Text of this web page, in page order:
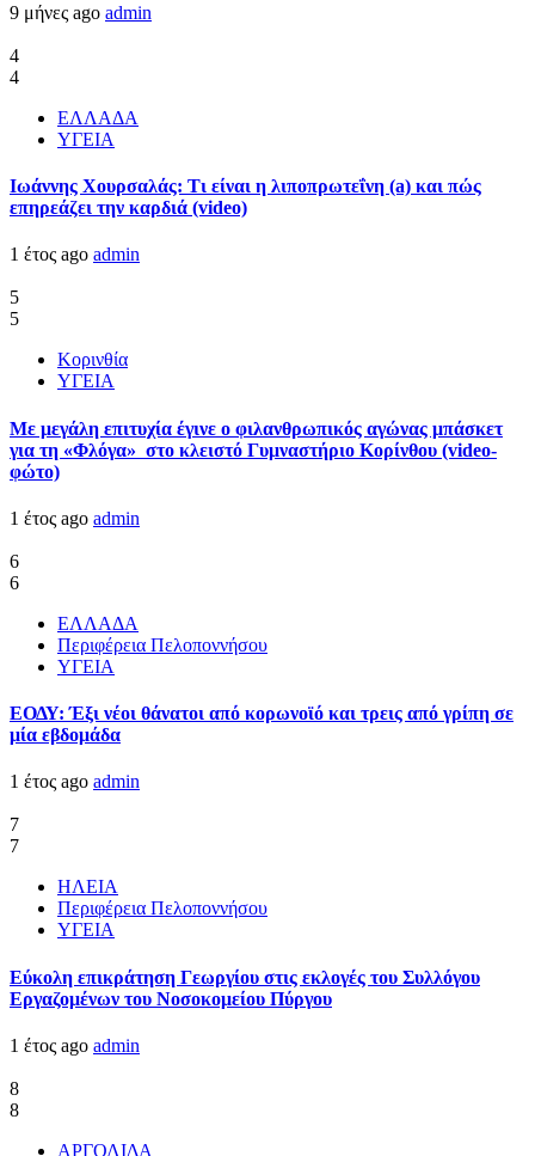
9 μήνες ago admin
4
4
ΕΛΛΑΔΑ
ΥΓΕΙΑ
Ιωάννης Χουρσαλάς: Τι είναι η λιποπρωτεΐνη (a) και πώς
επηρεάζει την καρδιά (video)
1 έτος ago admin
5
5
Κορινθία
ΥΓΕΙΑ
Με μεγάλη επιτυχία έγινε ο φιλανθρωπικός αγώνας μπάσκετ
για τη «Φλόγα» στο κλειστό Γυμναστήριο Κορίνθου (video-
φώτο)
1 έτος ago admin
6
6
ΕΛΛΑΔΑ
Περιφέρεια Πελοποννήσου
ΥΓΕΙΑ
ΕΟΔΥ: Έξι νέοι θάνατοι από κορωνοϊό και τρεις από γρίπη σε
μία εβδομάδα
1 έτος ago admin
7
7
ΗΛΕΙΑ
Περιφέρεια Πελοποννήσου
ΥΓΕΙΑ
Εύκολη επικράτηση Γεωργίου στις εκλογές του Συλλόγου
Εργαζομένων του Νοσοκομείου Πύργου
1 έτος ago admin
8
8
ΑΡΓΟΛΙΔΑ